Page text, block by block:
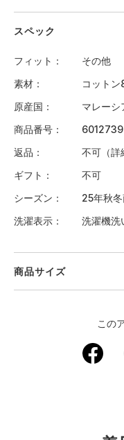
スペック
フィット
その他
素材
コット
原産国
マレーシ
商品番号
6012739
返品
不可（詳
ギフト
不可
シーズン
25年秋
洗濯表示
洗濯機洗
商品サイズ
65
この